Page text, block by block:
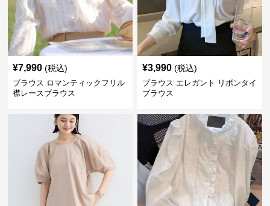
¥7,990 (税込)
ブラウス ロマンティックフリル
襟レースブラウス
¥3,990 (税込)
ブラウス エレガント リボンタイ
ブラウス